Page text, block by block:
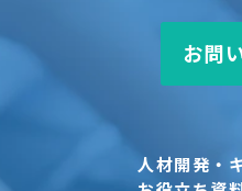
お問
人材開発・